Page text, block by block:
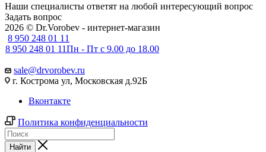
Наши специалисты ответят на любой интересующий вопрос
Задать вопрос
2026 © Dr.Vorobev - интернет-магазин
8 950 248 01 11
8 950 248 01 11Пн - Пт с 9.00 до 18.00
sale@drvorobev.ru
г. Кострома ул, Московская д.92Б
Вконтакте
Политика конфиденциальности
Найти